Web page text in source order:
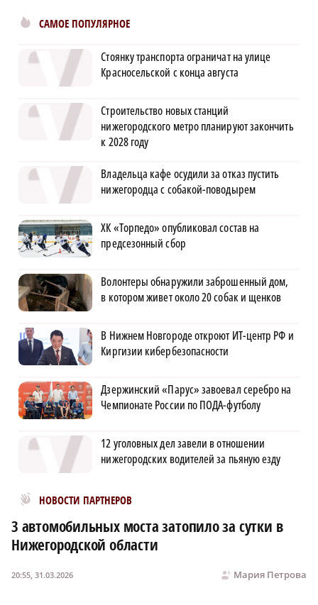
САМОЕ ПОПУЛЯРНОЕ
Стоянку транспорта ограничат на улице
Красносельской с конца августа
Строительство новых станций
нижегородского метро планируют закончить
к 2028 году
Владельца кафе осудили за отказ пустить
нижегородца с собакой-поводырем
ХК «Торпедо» опубликовал состав на
предсезонный сбор
Волонтеры обнаружили заброшенный дом,
в котором живет около 20 собак и щенков
В Нижнем Новгороде откроют ИТ-центр РФ и
Киргизии кибербезопасности
Дзержинский «Парус» завоевал серебро на
Чемпионате России по ПОДА-футболу
12 уголовных дел завели в отношении
нижегородских водителей за пьяную езду
НОВОСТИ ПАРТНЕРОВ
Новости МирТесен
3 автомобильных моста затопило за сутки в
Нижегородской области
Мария Петрова
20:55, 31.03.2026